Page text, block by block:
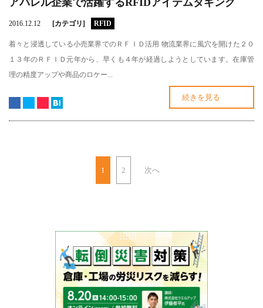
2016.12.12 [カテゴリ] RFID
着々と浸透している小売業界でのＲＦＩＤ活用 物流業界に風穴を開けた２０
１３年のＲＦＩＤ元年から、早くも４年が経過しようとしています。在庫管
理の精度アップや商品のロケー...
続きを見る
1 2 次へ